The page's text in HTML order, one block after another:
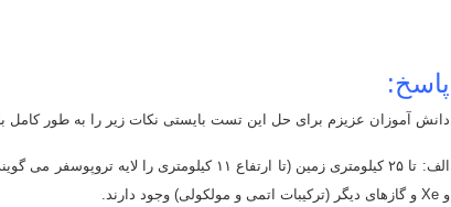
پاسخ:
دانش آموزان عزیزم برای حل این تست بایستی نکات زیر را به طور کامل
الف: تا ۲۵ کیلومتری زمین (تا ارتفاع ۱۱ کیلومتری را لایه تروپوسفر می گویند) H
و Xe و گازهای دیگر (ترکیبات اتمی و مولکولی) وجود دارند.